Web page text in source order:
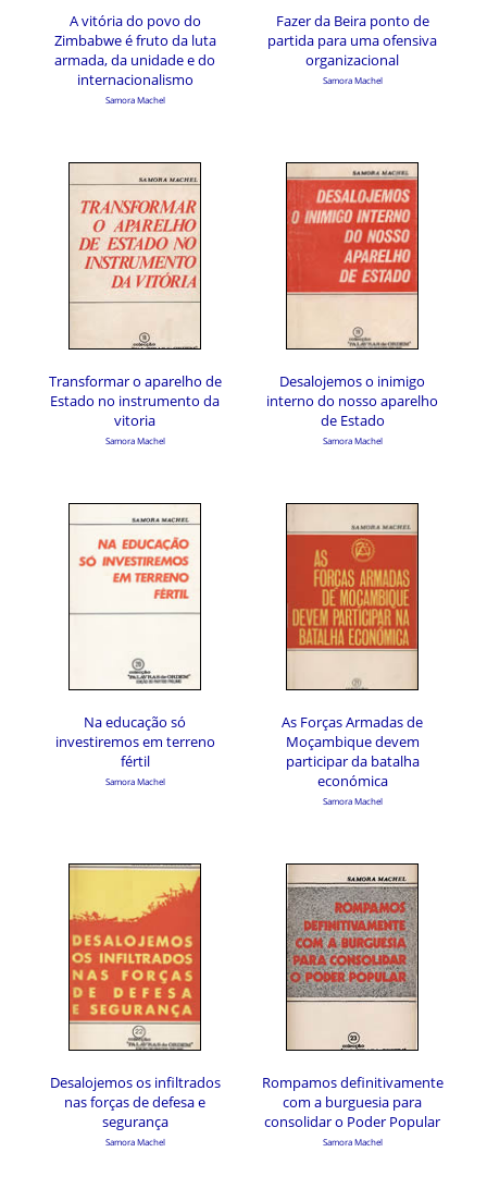
A vitória do povo do
Zimbabwe é fruto da luta
armada, da unidade e do
internacionalismo
Samora Machel
Fazer da Beira ponto de
partida para uma ofensiva
organizacional
Samora Machel
Transformar o aparelho de
Estado no instrumento da
vitoria
Samora Machel
Desalojemos o inimigo
interno do nosso aparelho
de Estado
Samora Machel
Na educação só
investiremos em terreno
fértil
Samora Machel
As Forças Armadas de
Moçambique devem
participar da batalha
económica
Samora Machel
Desalojemos os infiltrados
nas forças de defesa e
segurança
Samora Machel
Rompamos definitivamente
com a burguesia para
consolidar o Poder Popular
Samora Machel